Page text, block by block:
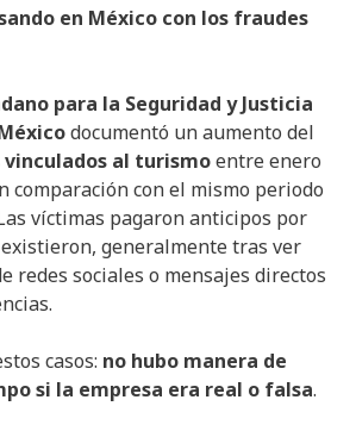
en México con los fraudes
para la Seguridad y Justicia
documentó un aumento del
vinculados al turismoentre enero
comparación con el mismo periodo
víctimas pagaron anticipos por
generalmente tras ver
redes sociales o mensajes directos
casos: no hubo manera de
si la empresa era real o falsa.